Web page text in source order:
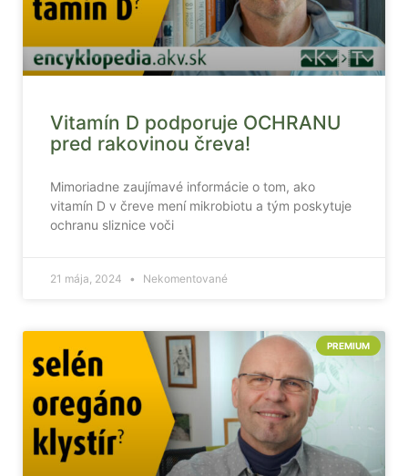
Vitamín D podporuje OCHRANU
pred rakovinou čreva!
Mimoriadne zaujímavé informácie o tom, ako
vitamín D v čreve mení mikrobiotu a tým poskytuje
ochranu sliznice voči
21 mája, 2024 Nekomentované
PREMIUM